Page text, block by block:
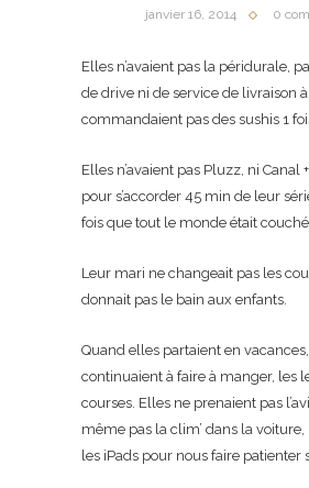
janvier 16, 2014 0
Elles n’avaient pas la péridurale,
de drive ni de service de livraison
commandaient pas des sushis 1
Elles n’avaient pas Pluzz, ni Canal
pour s’accorder 45 min de leur
fois que tout le monde était couché.
Leur mari ne changeait pas les
donnait pas le bain aux enfants.
Quand elles partaient en
continuaient à faire à manger, les
courses. Elles ne prenaient pas
même pas la clim’ dans la voiture,
les iPads pour nous faire patienter